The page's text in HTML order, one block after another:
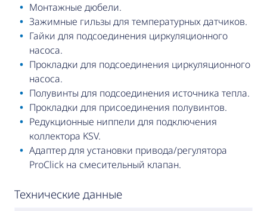
Монтажные дюбели.
Зажимные гильзы для температурных датчиков.
Гайки для подсоединения циркуляционного
насоса.
Прокладки для подсоединения циркуляционного
насоса.
Полувинты для подсоединения источника тепла.
Прокладки для присоединения полувинтов.
Редукционные ниппели для подключения
коллектора KSV.
Адаптер для установки привода/регулятора
ProClick на смесительный клапан.
Технические данные